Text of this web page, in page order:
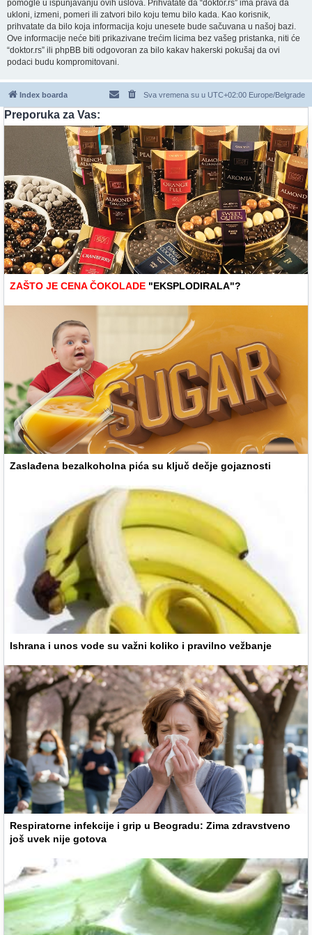
pomogle u ispunjavanju ovih uslova. Prihvatate da “doktor.rs” ima prava da
ukloni, izmeni, pomeri ili zatvori bilo koju temu bilo kada. Kao korisnik,
prihvatate da bilo koja informacija koju unesete bude sačuvana u našoj bazi.
Ove informacije neće biti prikazivane trećim licima bez vašeg pristanka, niti će
“doktor.rs” ili phpBB biti odgovoran za bilo kakav hakerski pokušaj da ovi
podaci budu kompromitovani.
Index boarda Sva vremena su u UTC+02:00 Europe/Belgrade
Preporuka za Vas:
ZAŠTO JE CENA ČOKOLADE "EKSPLODIRALA"?
Zaslađena bezalkoholna pića su ključ dečje gojaznosti
Ishrana i unos vode su važni koliko i pravilno vežbanje
Respiratorne infekcije i grip u Beogradu: Zima zdravstveno
još uvek nije gotova